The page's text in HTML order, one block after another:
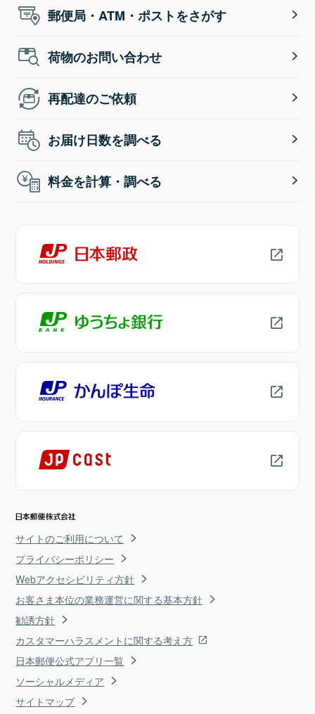
郵便局・ATM・ポストをさがす
荷物のお問い合わせ
再配達のご依頼
お届け日数を調べる
料金を計算・調べる
サイトのご利用について
プライバシーポリシー
Webアクセシビリティ方針
お客さま本位の業務運営に関する基本方針
勧誘方針
カスタマーハラスメントに関する考え方
日本郵便公式アプリ一覧
ソーシャルメディア
サイトマップ